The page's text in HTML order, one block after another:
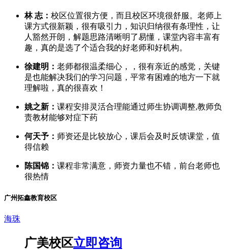
林 志： 校区位置很方便，而且校区环境很舒服。老师上
课方式很新颖，很有吸引力，知识归纳很有条理性，让
人豁然开朗，解题思路清晰明了易懂，课堂内容丰富有
趣，真的是选了个适合我的好老师和好机构。
徐建明： 老师都很温柔细心，，很有亲近的感觉，关键
是也能解决我们的学习问题，平常有困难的地方一下就
理解啦，真的很喜欢！
姚之新： 课程安排灵活合理能通过师生协调调整,教师负
责教材能够对症下药
何天予： 师资还是比较放心，课后会及时反馈课堂，值
得信赖
陈国锦： 课程非常满意，师资力量也不错，前台老师也
很热情
广州拓鑫教育校区
海珠
广美校区立即咨询